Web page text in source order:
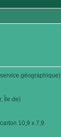
géographique)
Île de)
10,9 x 7,9